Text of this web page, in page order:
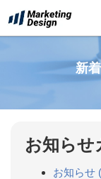
新
お知らせ
お知らせ